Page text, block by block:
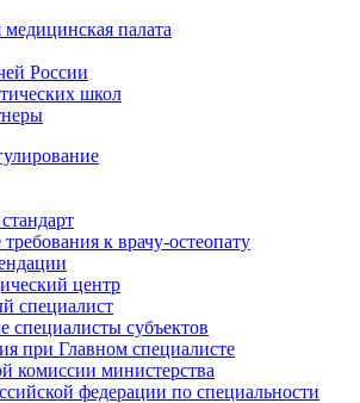
палата
России
школ
к врачу-остеопату
центр
специалист
специалисты субъектов
при Главном специалисте
комиссии министерства
федерации по специальности